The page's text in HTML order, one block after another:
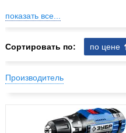
показать все...
Сортировать по: по цене
Производитель